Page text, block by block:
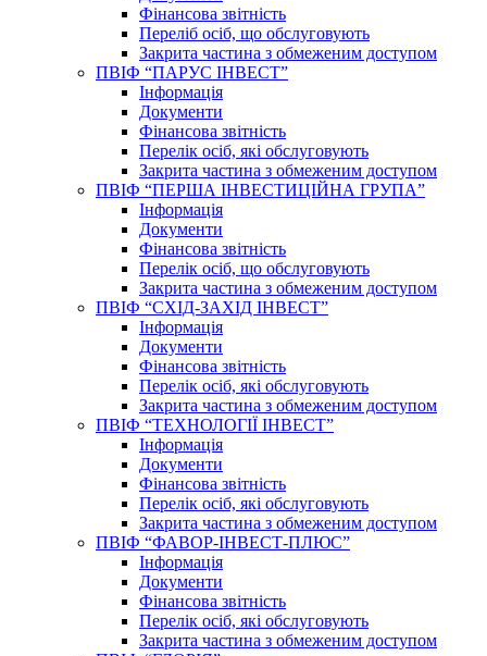
Фінансова звітність
Переліб осіб, що обслуговують
Закрита частина з обмеженим доступом
ПВІФ “ПАРУС ІНВЕСТ”
Інформація
Документи
Фінансова звітність
Перелік осіб, які обслуговують
Закрита частина з обмеженим доступом
ПВІФ “ПЕРША ІНВЕСТИЦІЙНА ГРУПА”
Інформація
Документи
Фінансова звітність
Перелік осіб, що обслуговують
Закрита частина з обмеженим доступом
ПВІФ “СХІД-ЗАХІД ІНВЕСТ”
Інформація
Документи
Фінансова звітність
Перелік осіб, які обслуговують
Закрита частина з обмеженим доступом
ПВІФ “ТЕХНОЛОГІЇ ІНВЕСТ”
Інформація
Документи
Фінансова звітність
Перелік осіб, які обслуговують
Закрита частина з обмеженим доступом
ПВІФ “ФАВОР-ІНВЕСТ-ПЛЮС”
Інформація
Документи
Фінансова звітність
Перелік осіб, які обслуговують
Закрита частина з обмеженим доступом